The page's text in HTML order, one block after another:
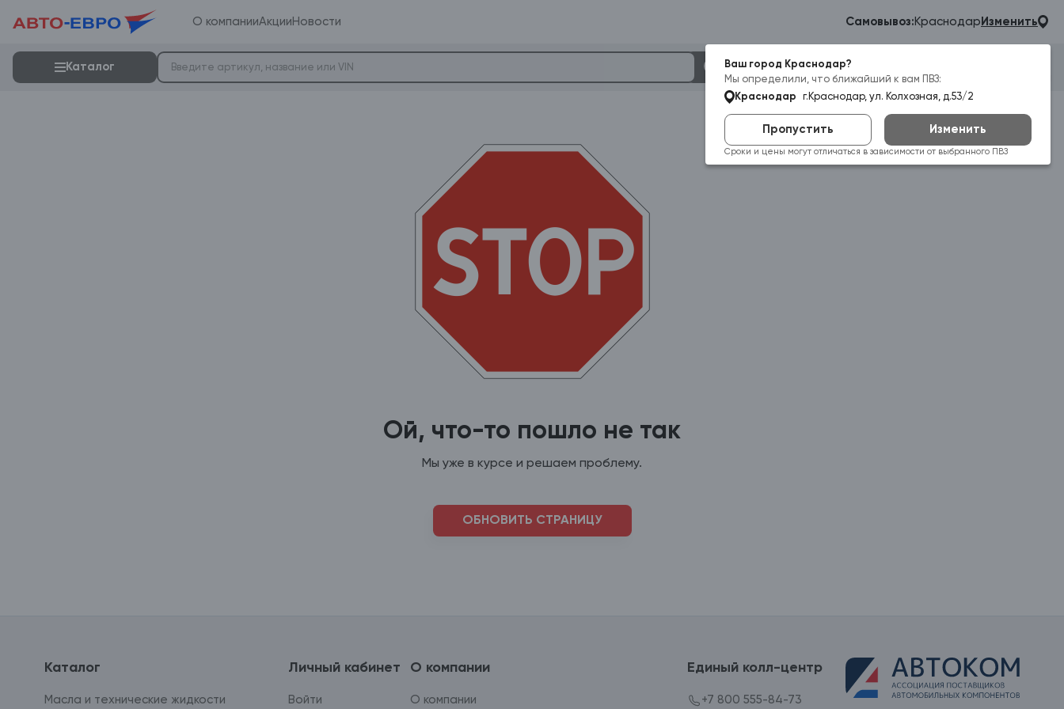
О компанииАкции Новости Самовывоз: Краснодар Изменить
Ваш город Краснодар?
Мы определили, что ближайший к вам ПВЗ:
Краснодар
г.Краснодар, ул. Колхозная, д.53/2
Пропустить Изменить
Сроки и цены могут отличаться в зависимости от выбранного ПВЗ
Каталог
Гараж
Ой, что-то пошло не так
Мы уже в курсе и решаем проблему.
ОБНОВИТЬ СТРАНИЦУ
Каталог
Масла и технические жидкости
Личный кабинет
Войти
О компании
О компании
Единый колл-центр
+7 800 555-84-73